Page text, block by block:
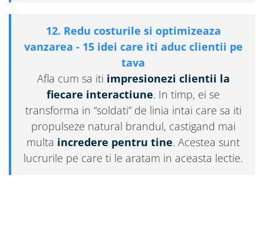
12. Redu costurile si optimizeaza
vanzarea - 15 idei care iti aduc clientii pe
tava
Afla cum sa iti impresionezi clientii la
fiecare interactiune. In timp, ei se
transforma in “soldati” de linia intai care sa iti
propulseze natural brandul, castigand mai
multa incredere pentru tine. Acestea sunt
lucrurile pe care ti le aratam in aceasta lectie.